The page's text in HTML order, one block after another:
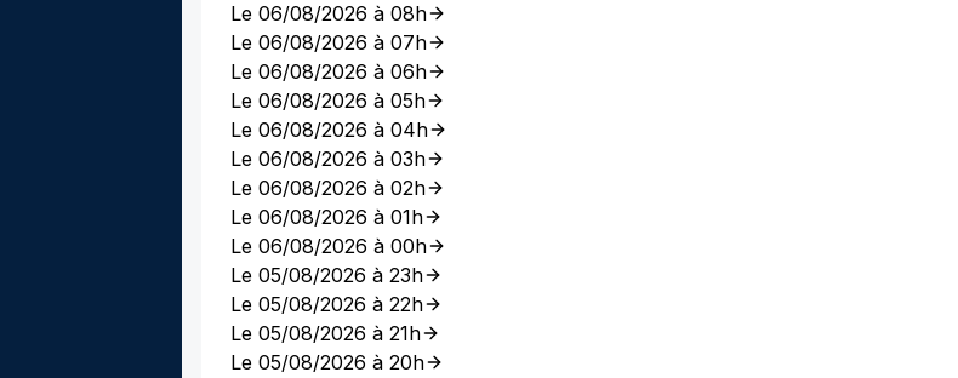
Le 06/08/2026 à 08h
Le 06/08/2026 à 07h
Le 06/08/2026 à 06h
Le 06/08/2026 à 05h
Le 06/08/2026 à 04h
Le 06/08/2026 à 03h
Le 06/08/2026 à 02h
Le 06/08/2026 à 01h
Le 06/08/2026 à 00h
Le 05/08/2026 à 23h
Le 05/08/2026 à 22h
Le 05/08/2026 à 21h
Le 05/08/2026 à 20h